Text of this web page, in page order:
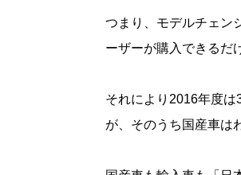
つまり、モデルチェン
ーザーが購入できるだ
それにより2016年度
が、そのうち国産車は